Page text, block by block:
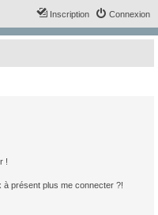
Connexion
Inscription
!
à présent plus me connecter ?!